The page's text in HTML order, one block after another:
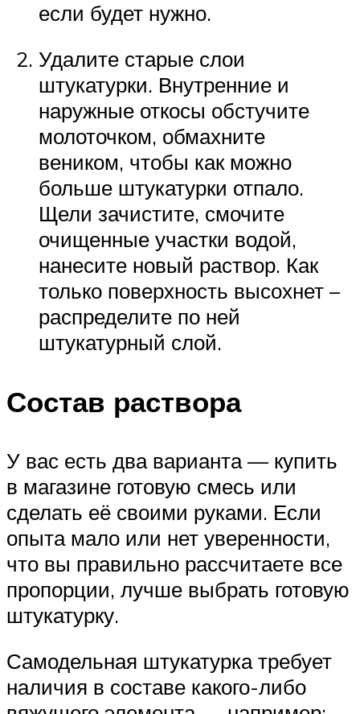
если будет нужно.
Удалите старые слои
штукатурки. Внутренние и
наружные откосы обстучите
молоточком, обмахните
веником, чтобы как можно
больше штукатурки отпало.
Щели зачистите, смочите
очищенные участки водой,
нанесите новый раствор. Как
только поверхность высохнет –
распределите по ней
штукатурный слой.
Состав раствора
У вас есть два варианта — купить
в магазине готовую смесь или
сделать её своими руками. Если
опыта мало или нет уверенности,
что вы правильно рассчитаете все
пропорции, лучше выбрать готовую
штукатурку.
Самодельная штукатурка требует
наличия в составе какого-либо